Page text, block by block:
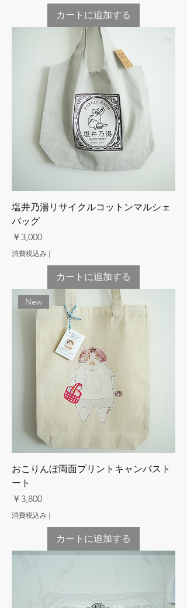
カートに追加する
塩井乃湯リサイクルコットンマルシェ
バッグ
価格
￥3,000
消費税込み |
カートに追加する
New
おこりんぼ両面プリントキャンバスト
ート
価格
￥3,800
消費税込み |
カートに追加する